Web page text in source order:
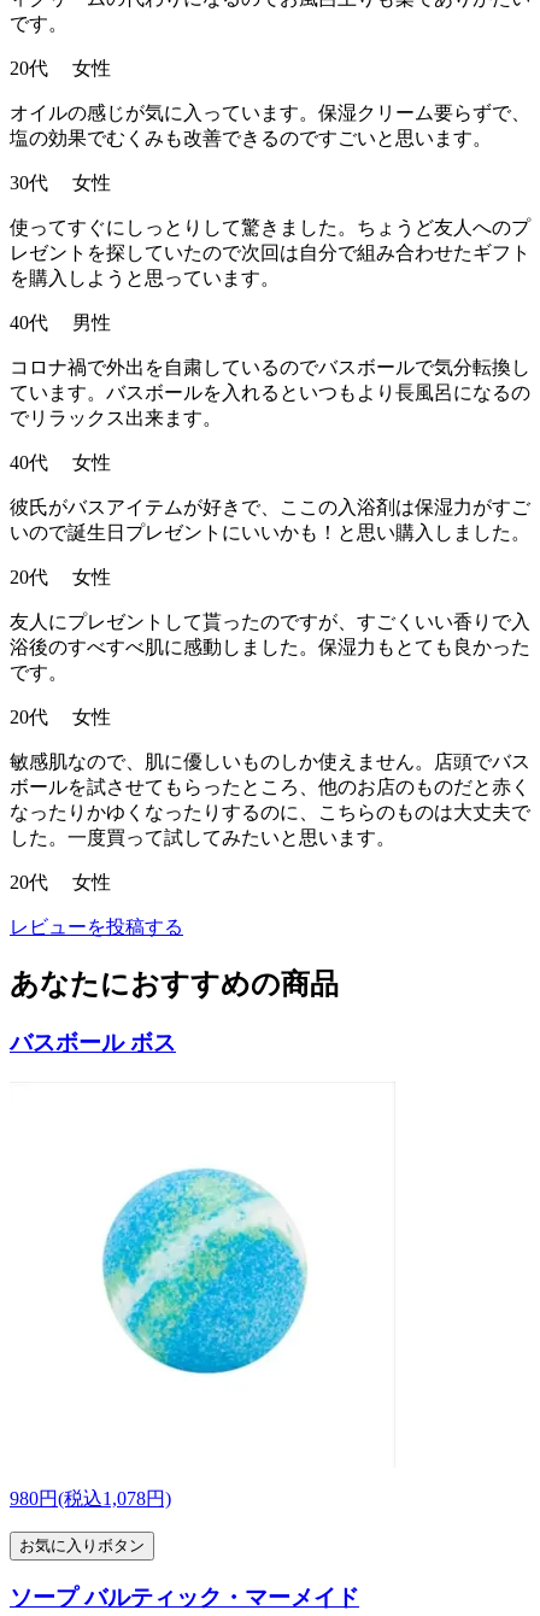
です。
20代 女性
オイルの感じが気に入っています。保湿クリーム要らずで、
塩の効果でむくみも改善できるのですごいと思います。
30代 女性
使ってすぐにしっとりして驚きました。ちょうど友人へのプ
レゼントを探していたので次回は自分で組み合わせたギフト
を購入しようと思っています。
40代 男性
コロナ禍で外出を自粛しているのでバスボールで気分転換し
ています。バスボールを入れるといつもより長風呂になるの
でリラックス出来ます。
40代 女性
彼氏がバスアイテムが好きで、ここの入浴剤は保湿力がすご
いので誕生日プレゼントにいいかも！と思い購入しました。
20代 女性
友人にプレゼントして貰ったのですが、すごくいい香りで入
浴後のすべすべ肌に感動しました。保湿力もとても良かった
です。
20代 女性
敏感肌なので、肌に優しいものしか使えません。店頭でバス
ボールを試させてもらったところ、他のお店のものだと赤く
なったりかゆくなったりするのに、こちらのものは大丈夫で
した。一度買って試してみたいと思います。
20代 女性
レビューを投稿する
あなたにおすすめの商品
バスボール ボス
980円(税込1,078円)
お気に入りボタン
ソープ バルティック・マーメイド